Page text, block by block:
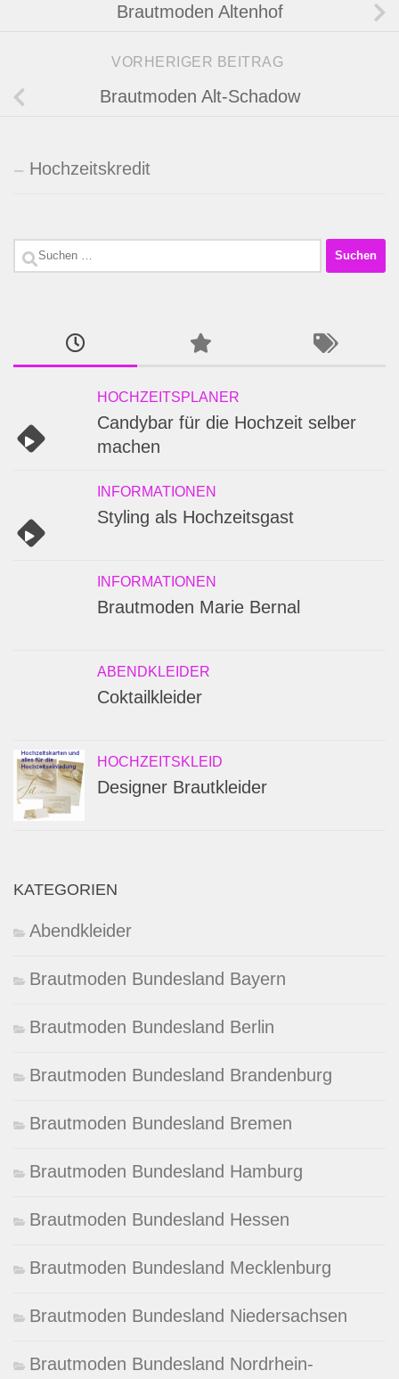
Brautmoden Altenhof
VORHERIGER BEITRAG
Brautmoden Alt-Schadow
Hochzeitskredit
Suchen
HOCHZEITSPLANER
Candybar für die Hochzeit selber
machen
INFORMATIONEN
Styling als Hochzeitsgast
INFORMATIONEN
Brautmoden Marie Bernal
ABENDKLEIDER
Coktailkleider
HOCHZEITSKLEID
Designer Brautkleider
KATEGORIEN
Abendkleider
Brautmoden Bundesland Bayern
Brautmoden Bundesland Berlin
Brautmoden Bundesland Brandenburg
Brautmoden Bundesland Bremen
Brautmoden Bundesland Hamburg
Brautmoden Bundesland Hessen
Brautmoden Bundesland Mecklenburg
Brautmoden Bundesland Niedersachsen
Brautmoden Bundesland Nordrhein-